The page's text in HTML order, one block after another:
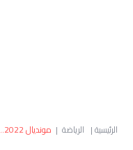
الرئيسية| الرياضة | مونديال 2022..خاليلوزيتش يعتبر أن المغاربة “نزعوا منه كبرياءه”